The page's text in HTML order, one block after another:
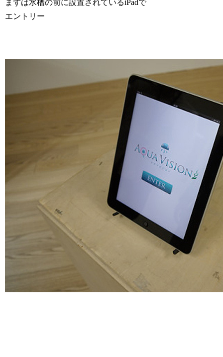
まずは水槽の前に設置されているiPadで
エントリー